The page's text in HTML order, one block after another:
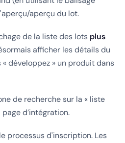
aperçu du lot.
de la liste des lots plus
afficher les détails du
développez » un produit dans
de recherche sur la « liste
d’intégration.
processus d'inscription. Les